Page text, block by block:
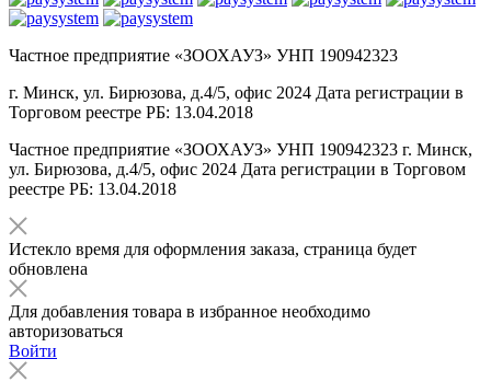
Частное предприятие «ЗООХАУЗ» УНП 190942323
г. Минск, ул. Бирюзова, д.4/5, офис 2024 Дата регистрации в
Торговом реестре РБ: 13.04.2018
Частное предприятие «ЗООХАУЗ» УНП 190942323 г. Минск,
ул. Бирюзова, д.4/5, офис 2024 Дата регистрации в Торговом
реестре РБ: 13.04.2018
Истекло время для оформления заказа, страница будет
обновлена
Для добавления товара в избранное необходимо
авторизоваться
Войти